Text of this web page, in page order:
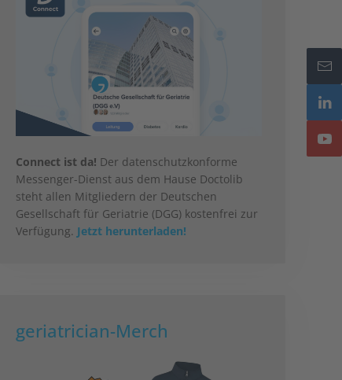
Connect ist da! Der datenschutzkonforme
Messenger-Dienst aus dem Hause Doctolib
steht allen Mitgliedern der Deutschen
Gesellschaft für Geriatrie (DGG) kostenfrei zur
Verfügung. Jetzt herunterladen!
geriatrician-Merch